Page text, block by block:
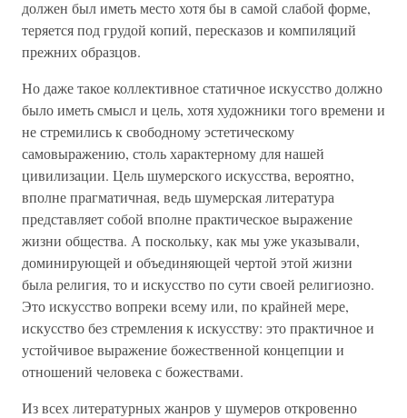
должен был иметь место хотя бы в самой слабой форме,
теряется под грудой копий, пересказов и компиляций
прежних образцов.
Но даже такое коллективное статичное искусство должно
было иметь смысл и цель, хотя художники того времени и
не стремились к свободному эстетическому
самовыражению, столь характерному для нашей
цивилизации. Цель шумерского искусства, вероятно,
вполне прагматичная, ведь шумерская литература
представляет собой вполне практическое выражение
жизни общества. А поскольку, как мы уже указывали,
доминирующей и объединяющей чертой этой жизни
была религия, то и искусство по сути своей религиозно.
Это искусство вопреки всему или, по крайней мере,
искусство без стремления к искусству: это практичное и
устойчивое выражение божественной концепции и
отношений человека с божествами.
Из всех литературных жанров у шумеров откровенно